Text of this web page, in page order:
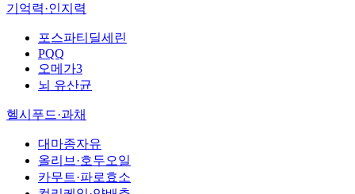
기억력·인지력
포스파티딜세린
PQQ
오메가3
뇌 유산균
헬시푸드·과채
대마종자유
올리브·호두오일
카무트·파로효소